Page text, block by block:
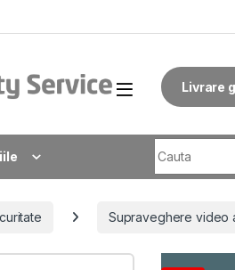
Livrare
Supraveghere video